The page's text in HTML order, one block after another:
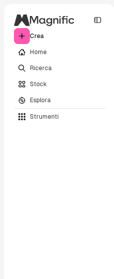
Crea
Home
Ricerca
Stock
Esplora
Strumenti